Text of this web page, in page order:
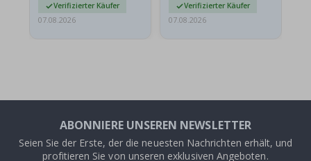
Verifizierter Käufer
07.08.2026
Verifizierter Käufer
07.08.2026
ABONNIERE UNSEREN NEWSLETTER
Seien Sie der Erste, der die neuesten Nachrichten erhält, und
profitieren Sie von unseren exklusiven Angeboten.